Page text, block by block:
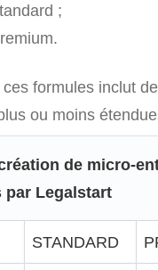
;
formules inclut
ou moins
de micro-
par Legalstart
STANDARD